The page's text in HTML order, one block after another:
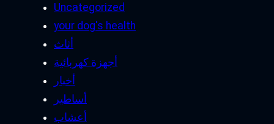
Uncategorized
your dog's health
أثاث
أجهزة كهربائية
أخبار
أساطير
أعشاب